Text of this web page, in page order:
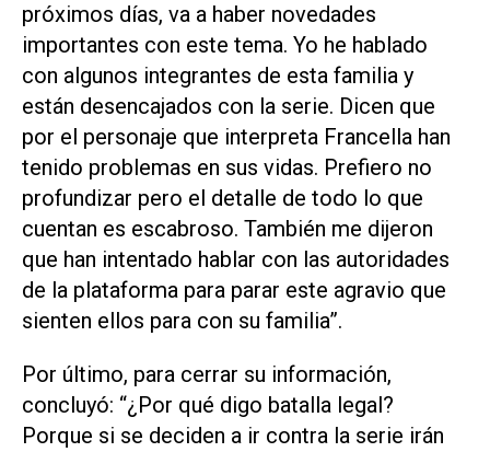
próximos días, va a haber novedades
importantes con este tema. Yo he hablado
con algunos integrantes de esta familia y
están desencajados con la serie. Dicen que
por el personaje que interpreta Francella han
tenido problemas en sus vidas. Prefiero no
profundizar pero el detalle de todo lo que
cuentan es escabroso. También me dijeron
que han intentado hablar con las autoridades
de la plataforma para parar este agravio que
sienten ellos para con su familia”.
Por último, para cerrar su información,
concluyó: “¿Por qué digo batalla legal?
Porque si se deciden a ir contra la serie irán